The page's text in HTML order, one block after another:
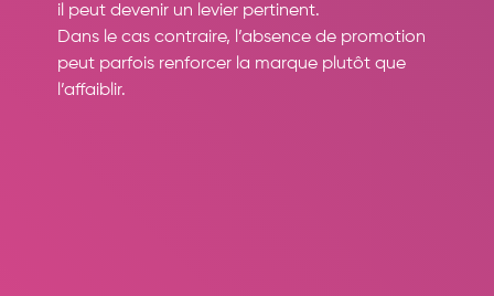
il peut devenir un levier pertinent.
Dans le cas contraire, l’absence de promotion
peut parfois renforcer la marque plutôt que
l’affaiblir.